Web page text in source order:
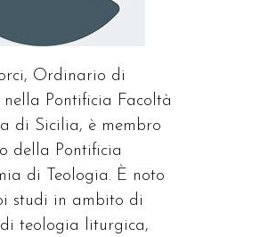
Ordinario di
Pontificia Facoltà
di Sicilia, è membro
della Pontificia
di Teologia. È noto
studi in ambito di
teologia liturgica,